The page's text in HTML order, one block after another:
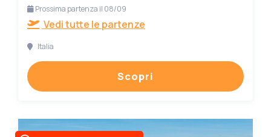
Prossima partenza il 08/09
Vedi tutte le partenze
Italia
Scopri